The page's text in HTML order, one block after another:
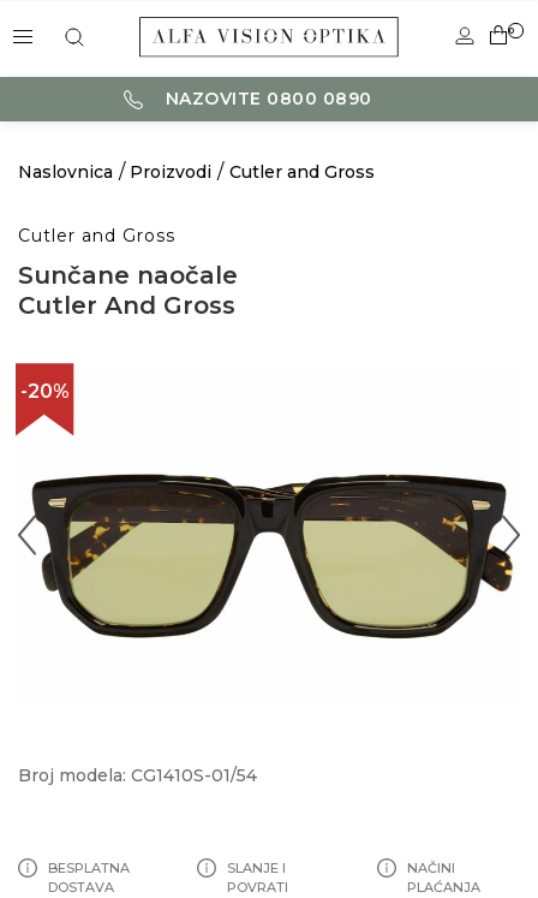
0
NAZOVITE 0800 0890
Naslovnica Proizvodi Cutler and Gross
Cutler and Gross
Sunčane naočale
Cutler And Gross
-20%
Broj modela: CG1410S-01/54
BESPLATNA
DOSTAVA
SLANJE I
POVRATI
NAČINI
PLAĆANJA